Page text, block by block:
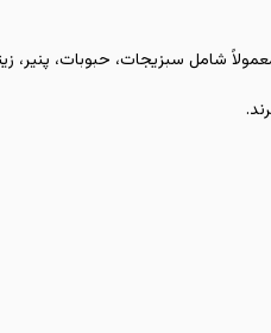
شامل سبزیجات، حبوبات،